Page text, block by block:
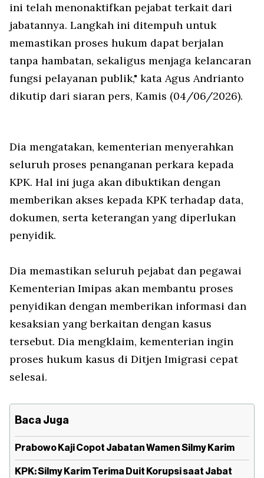
ini telah menonaktifkan pejabat terkait dari
jabatannya. Langkah ini ditempuh untuk
memastikan proses hukum dapat berjalan
tanpa hambatan, sekaligus menjaga kelancaran
fungsi pelayanan publik," kata Agus Andrianto
dikutip dari siaran pers, Kamis (04/06/2026).
Dia mengatakan, kementerian menyerahkan
seluruh proses penanganan perkara kepada
KPK. Hal ini juga akan dibuktikan dengan
memberikan akses kepada KPK terhadap data,
dokumen, serta keterangan yang diperlukan
penyidik.
Dia memastikan seluruh pejabat dan pegawai
Kementerian Imipas akan membantu proses
penyidikan dengan memberikan informasi dan
kesaksian yang berkaitan dengan kasus
tersebut. Dia mengklaim, kementerian ingin
proses hukum kasus di Ditjen Imigrasi cepat
selesai.
Baca Juga
Prabowo Kaji Copot Jabatan Wamen Silmy Karim
KPK: Silmy Karim Terima Duit Korupsi saat Jabat